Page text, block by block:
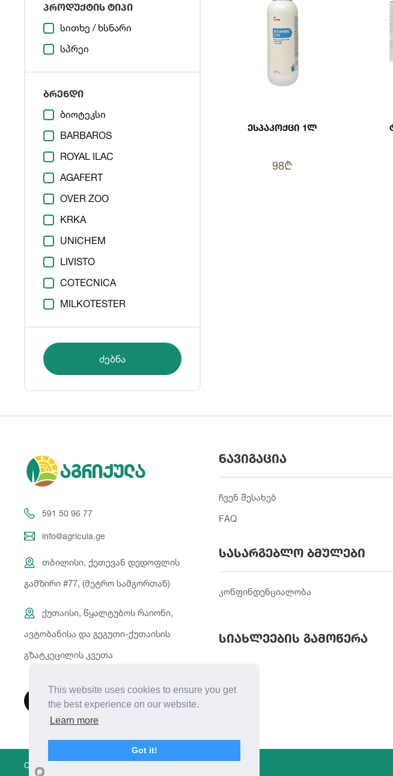
პროდუქტის ტიპი
სითხე / ხსნარი
სპრეი
ბრენდი
ბიოტეკსი
BARBAROS
ROYAL ILAC
AGAFERT
OVER ZOO
KRKA
UNICHEM
LIVISTO
COTECNICA
MILKOTESTER
ძებნა
Ესპაკოქცი 1ლ
98₾
591 50 96 77
info@agricula.ge
თბილისი, ქეთევან დედოფლის
გამზირი #77, (მეტრო სამგორთან)
ქუთაისი, წყალტუბოს რაიონი,
ავტობანისა და გეგუთი-ქუთაისის
გზატკეცილის კვეთა
ნავიგაცია
ჩვენ შესახებ
FAQ
სასარგებლო ბმულები
კონფინდენციალობა
სიახლეების გამოწერა
Copyright © 2021 | Created By
This website uses cookies to ensure you get
the best experience on our website.
Learn more
Got it!